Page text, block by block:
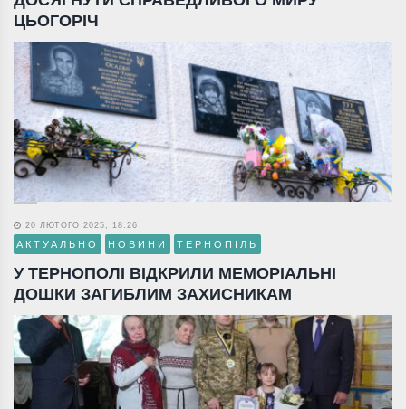
ЦЬОГОРІЧ
20 ЛЮТОГО 2025, 18:26
АКТУАЛЬНО НОВИНИ ТЕРНОПІЛЬ
У ТЕРНОПОЛІ ВІДКРИЛИ МЕМОРІАЛЬНІ
ДОШКИ ЗАГИБЛИМ ЗАХИСНИКАМ